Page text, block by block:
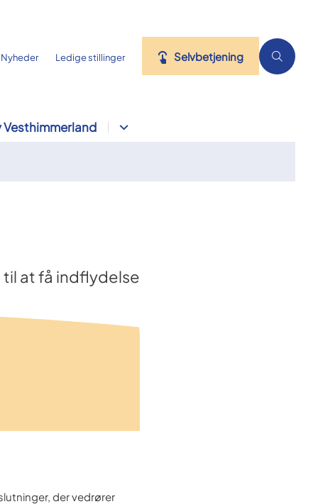
Nyheder Ledige stillinger Selvbetjening
Vesthimmerland
at få indflydelse
der vedrører